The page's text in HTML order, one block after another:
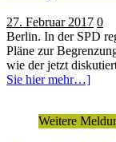
27. Februar 2017 0
Berlin. In der SPD
Pläne zur
wie der jetzt
Sie hier mehr…]
Weitere